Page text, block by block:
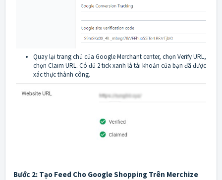
Quay lại trang chủ của Google Merchant center, chọn Verify URL,
chọn Claim URL. Có đủ 2 tick xanh là tài khoản của bạn đã được
xác thực thành công.
Bước 2: Tạo Feed Cho Google Shopping Trên Merchize